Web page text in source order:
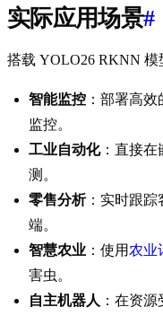
实际应用场景#
搭载 YOLO26 RKNN 模
智能监控 ：部署高
监控。
工业自动化：直接在
测。
零售分析：实时跟踪
端。
智慧农业 ：使用农业
害虫。
自主机器人 ：在资